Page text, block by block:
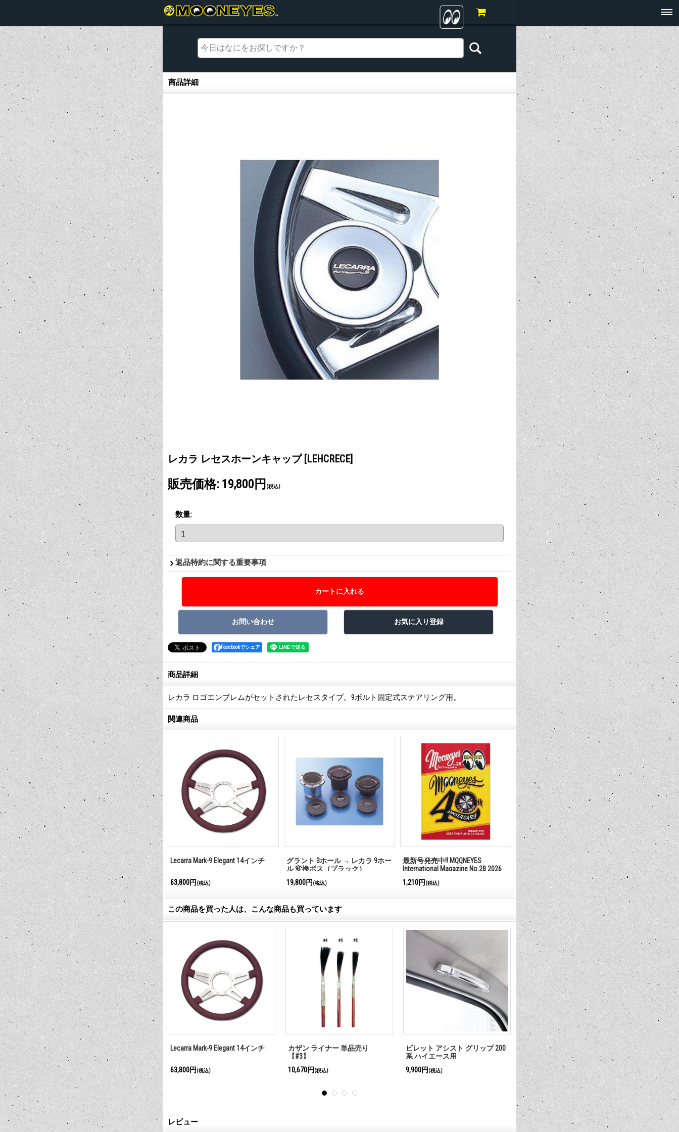
商品詳細
商品詳細
レカラ レセスホーンキャップ [LEHCRECE]
販売価格: 19,800円 (税込)
数量:
返品特約に関する重要事項
Facebookでシェア
商品詳細
レカラ ロゴエンブレムがセットされたレセスタイプ。9ボルト固定式ステアリング用。
関連商品
Lecarra Mark-9 Elegant 14インチ
63,800円 (税込)
グラント 3ホール → レカラ 9ホー
ル 変換ボス（ブラック）
19,800円 (税込)
最新号発売中!! MQQNEYES
International Magazine No.28 2026
1,210円 (税込)
この商品を買った人は、こんな商品も買っています
り
ビレット アシスト グリップ 200
系 ハイエース用
9,900円(税込)
レカラ ステアリング用 ブラック
11,000円 (税込)
レカラ ビレット フルカバー フ
ラット ホーン キャップ
19,800円 (税込)
Grant Classic Cruisin' 3 Spoke No-
hole 34cm
27,500円(税込)
LUCAS Synthetic Oil Stabilizer
7,480円 (税込)
Grant
4,400円 (税込)
レビュー